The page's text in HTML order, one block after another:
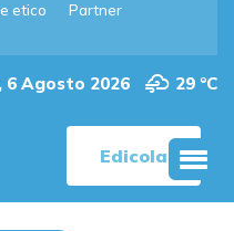
etico
Partner
6 Agosto 2026 29 °C
Edicola